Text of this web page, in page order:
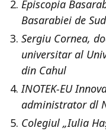
Episcopia
Basarabiei de
Sergiu Cornea,
universitar al
din Cahul
INOTEK-EU
administrator dl
Colegiul „Iulia